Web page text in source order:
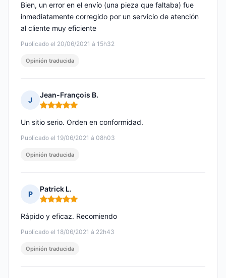
Publicado el 20/06/2021 à 15h32
Bien, un error en el envío (una pieza que faltaba) fue
inmediatamente corregido por un servicio de atención
al cliente muy eficiente
Opinión traducida
J
Jean-François B.
Nota: 5 de 5
Publicado el 19/06/2021 à 08h03
Un sitio serio. Orden en conformidad.
Opinión traducida
P
Patrick L.
Nota: 5 de 5
Publicado el 18/06/2021 à 22h43
Rápido y eficaz. Recomiendo
Opinión traducida